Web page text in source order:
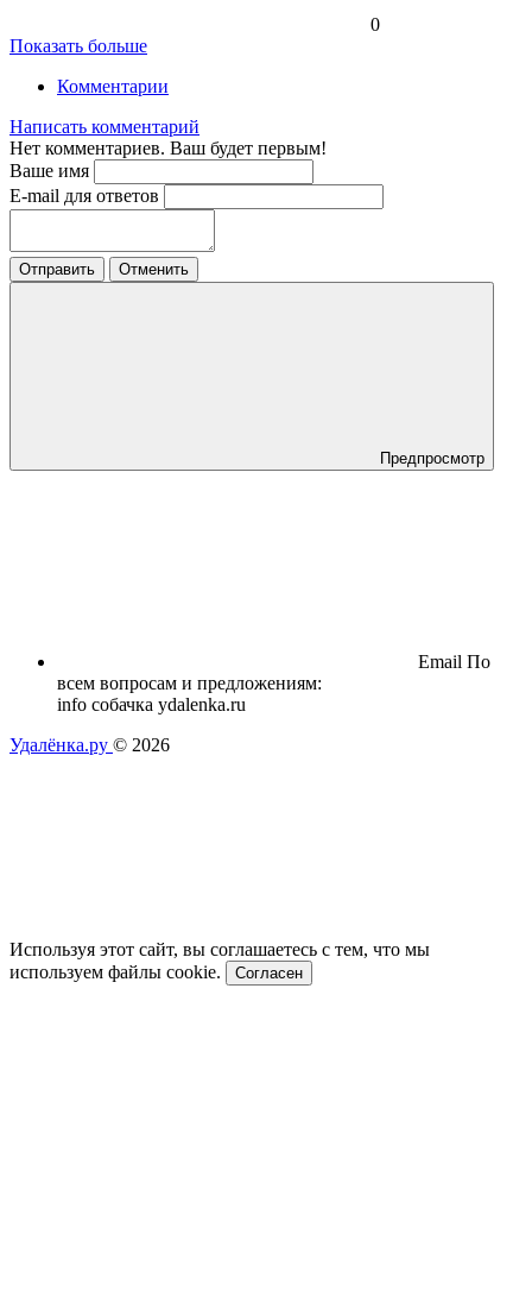
0
Показать больше
Комментарии
Написать комментарий
Нет комментариев. Ваш будет первым!
Ваше имя
E-mail для ответов
Отправить Отменить
Предпросмотр
Email По
всем вопросам и предложениям:
info собачка ydalenka.ru
Удалёнка.ру © 2026
Используя этот сайт, вы соглашаетесь с тем, что мы
используем файлы cookie.
Согласен